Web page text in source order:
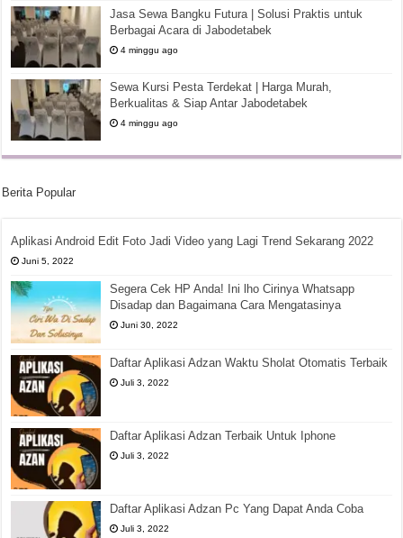
Jasa Sewa Bangku Futura | Solusi Praktis untuk
Berbagai Acara di Jabodetabek
4 minggu ago
Sewa Kursi Pesta Terdekat | Harga Murah,
Berkualitas & Siap Antar Jabodetabek
4 minggu ago
Berita Popular
Aplikasi Android Edit Foto Jadi Video yang Lagi Trend Sekarang 2022
Juni 5, 2022
Segera Cek HP Anda! Ini lho Cirinya Whatsapp
Disadap dan Bagaimana Cara Mengatasinya
Juni 30, 2022
Daftar Aplikasi Adzan Waktu Sholat Otomatis Terbaik
Juli 3, 2022
Daftar Aplikasi Adzan Terbaik Untuk Iphone
Juli 3, 2022
Daftar Aplikasi Adzan Pc Yang Dapat Anda Coba
Juli 3, 2022